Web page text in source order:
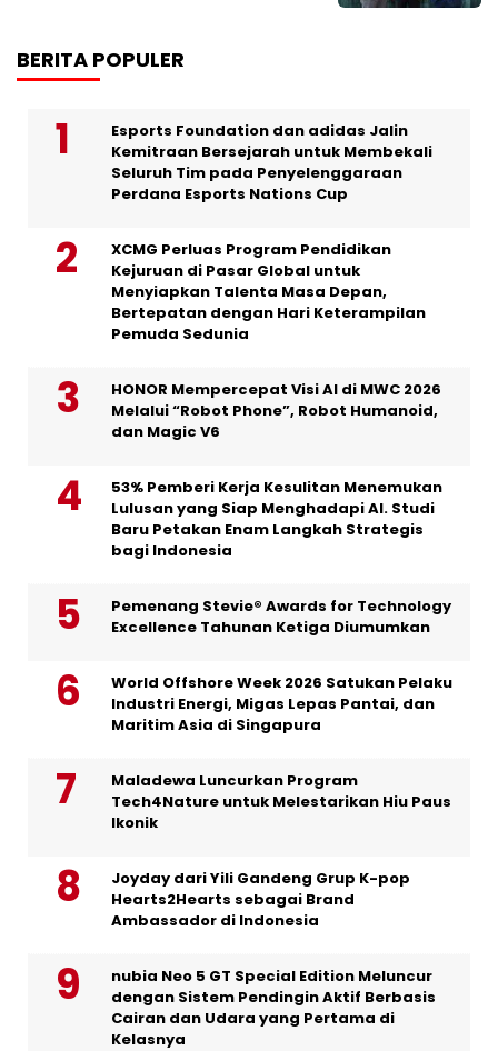
BERITA POPULER
Esports Foundation dan adidas Jalin
Kemitraan Bersejarah untuk Membekali
Seluruh Tim pada Penyelenggaraan
Perdana Esports Nations Cup
XCMG Perluas Program Pendidikan
Kejuruan di Pasar Global untuk
Menyiapkan Talenta Masa Depan,
Bertepatan dengan Hari Keterampilan
Pemuda Sedunia
HONOR Mempercepat Visi AI di MWC 2026
Melalui “Robot Phone”, Robot Humanoid,
dan Magic V6
53% Pemberi Kerja Kesulitan Menemukan
Lulusan yang Siap Menghadapi AI. Studi
Baru Petakan Enam Langkah Strategis
bagi Indonesia
Pemenang Stevie® Awards for Technology
Excellence Tahunan Ketiga Diumumkan
World Offshore Week 2026 Satukan Pelaku
Industri Energi, Migas Lepas Pantai, dan
Maritim Asia di Singapura
Maladewa Luncurkan Program
Tech4Nature untuk Melestarikan Hiu Paus
Ikonik
Joyday dari Yili Gandeng Grup K-pop
Hearts2Hearts sebagai Brand
Ambassador di Indonesia
nubia Neo 5 GT Special Edition Meluncur
dengan Sistem Pendingin Aktif Berbasis
Cairan dan Udara yang Pertama di
Kelasnya